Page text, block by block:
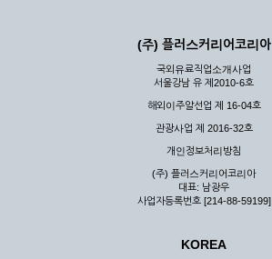
(주) 플러스커리어코리아
국외유료직업소개사업
서울강남 유 제2010-6호
해외이주알선업 제 16-04호
관광사업 제 2016-32호
개인정보처리방침
(주) 플러스커리어코리아
대표: 남광우
사업자등록번호 [214-88-59199]
KOREA